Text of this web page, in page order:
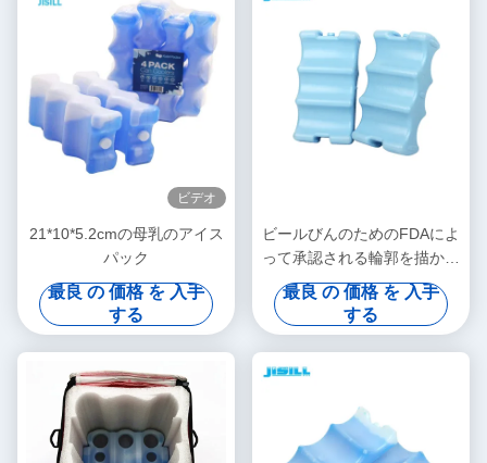
ビデオ
21*10*5.2cmの母乳のアイス
パック
最良 の 価格 を 入手
する
ビールびんのためのFDAによ
って承認される輪郭を描かれ
たプラスチック母乳のアイス
パック
最良 の 価格 を 入手
する